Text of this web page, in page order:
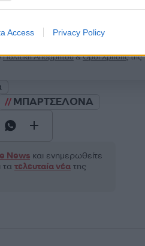
Access Privacy Policy
2000 /
Πολιτική Απορρήτου&Όροι Χρήσηςτης
ΜΠΑΡΤΣΕΛΟΝΑ
Newsκαι ενημερωθείτε
τα τελευταία νέατης